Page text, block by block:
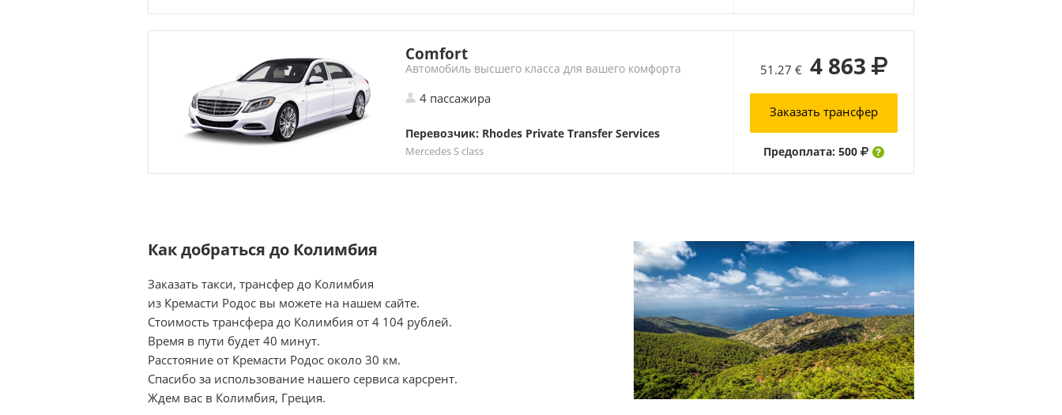
Comfort
Автомобиль высшего класса для вашего комфорта
4 пассажира
Перевозчик: Rhodes Private Transfer Services
Mercedes S class
51.27 € 4 863
Заказать трансфер
Предоплата: 500
Как добраться до Колимбия
Заказать такси, трансфер до Колимбия
из Кремасти Родос вы можете на нашем сайте.
Стоимость трансфера до Колимбия от 4 104 рублей.
Время в пути будет 40 минут.
Расстояние от Кремасти Родос около 30 км.
Спасибо за использование нашего сервиса карсрент.
Ждем вас в Колимбия, Греция.